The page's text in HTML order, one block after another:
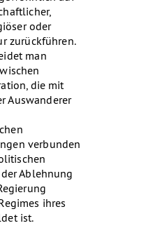
oder
zurückführen.
man
die mit
Auswanderer
verbunden
Ablehnung
ihres
ist.